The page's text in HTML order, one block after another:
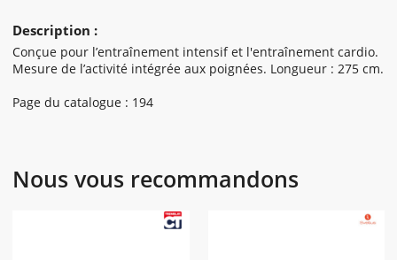
Description :
Conçue pour l’entraînement intensif et l'entraînement cardio.
Mesure de l’activité intégrée aux poignées. Longueur : 275 cm.
Page du catalogue : 194
Nous vous recommandons